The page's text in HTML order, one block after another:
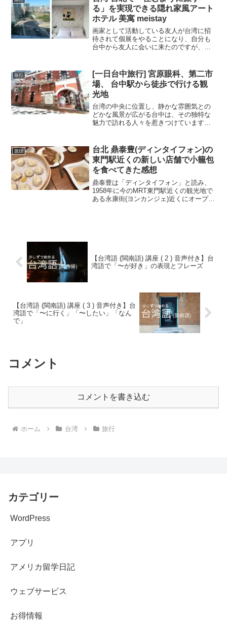
り、近くの九族文化村という遊園地を回
るのが一般的な観光のしかた。
る」を実現できる隠れ家風アート
ホテル 美寓 meistay
画家として活動している友人が台湾に招
待されて個展をやることになり、自分も
台中から友人に会いに来たのですが、あ
meistayに泊まらせてもらいました。最寄
り駅はMRT南京復興駅。
旅行
[一日台中旅行] 宮原眼科、第二市
場、 台中駅から徒歩で行ける観
光地
台湾の中央に位置し、静かな雰囲気との
どかな風景が広がる台中は、その独特な
魅力で訪れる人々を惹きつけています。
過ごすことができる場所が台中にはあり
ます。台中駅付近で訪れることができる
観光スポットをいくつかご紹介します。
旅行
台北 鼎泰豊(ディンタイフォン)の
東門駅近くの新しい店舗で小籠包
を食べてきた感想
鼎泰豊は「ディンタイフォン」と読み、
1958年に今のMRT東門駅近くの観光地で
ある永康街(ヨンカンジェ)近くにオープン
7-8分くらいの場所にあります。
【台湾語 (閩南語) 講座 ( 2 ) 音声付き】台
湾語で「〜が好き」の表現とフレーズ
【台湾語 (閩南語) 講座 ( 3 ) 音声付き】台
湾語で「〜に行く」「〜したい」「なん
で」
コメント
コメントを書き込む
ホーム 台湾 旅行
カテゴリー
WordPress
アプリ
アメリカ留学日記
ウェブサービス
お得情報